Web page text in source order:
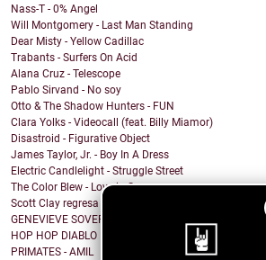
Nass-T - 0% Angel
Will Montgomery - Last Man Standing
Dear Misty - Yellow Cadillac
Trabants - Surfers On Acid
Alana Cruz - Telescope
Pablo Sirvand - No soy
Otto & The Shadow Hunters - FUN
Clara Yolks - Videocall (feat. Billy Miamor)
Disastroid - Figurative Object
James Taylor, Jr. - Boy In A Dress
Electric Candlelight - Struggle Street
The Color Blew - Love in Space
Scott Clay regresa con "JADE", un álbum imperdible!
GENEVIEVE SOVEREIGN - Random Number
HOP HOP DIABLO FUNK - Hipócrita
PRIMATES - AMIL